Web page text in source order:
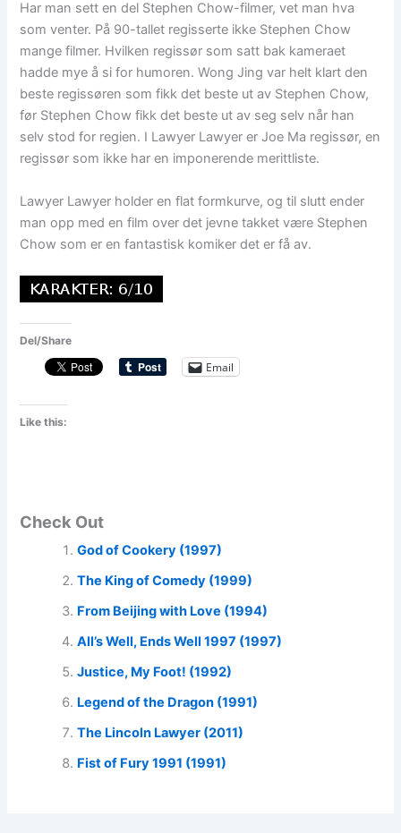
Har man sett en del Stephen Chow-filmer, vet man hva
som venter. På 90-tallet regisserte ikke Stephen Chow
mange filmer. Hvilken regissør som satt bak kameraet
hadde mye å si for humoren. Wong Jing var helt klart den
beste regissøren som fikk det beste ut av Stephen Chow,
før Stephen Chow fikk det beste ut av seg selv når han
selv stod for regien. I Lawyer Lawyer er Joe Ma regissør, en
regissør som ikke har en imponerende merittliste.
Lawyer Lawyer holder en flat formkurve, og til slutt ender
man opp med en film over det jevne takket være Stephen
Chow som er en fantastisk komiker det er få av.
Del/Share
Email
Like this:
Check Out
God of Cookery (1997)
The King of Comedy (1999)
From Beijing with Love (1994)
All’s Well, Ends Well 1997 (1997)
Justice, My Foot! (1992)
Legend of the Dragon (1991)
The Lincoln Lawyer (2011)
Fist of Fury 1991 (1991)